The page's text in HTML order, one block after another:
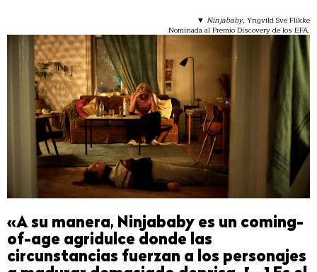
▼ Ninjababy, Yngvild Sve Flikke
Nominada al Premio Discovery de los EFA.
«A su manera, Ninjababy es un coming-
of-age agridulce donde las
circunstancias fuerzan a los personajes